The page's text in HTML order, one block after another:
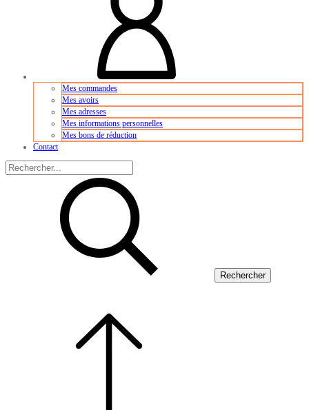
Mes commandes
Mes avoirs
Mes adresses
Mes informations personnelles
Mes bons de réduction
Contact
Rechercher